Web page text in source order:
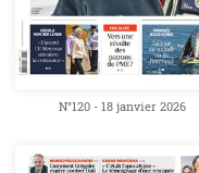
N°120 - 18 janvier 2026